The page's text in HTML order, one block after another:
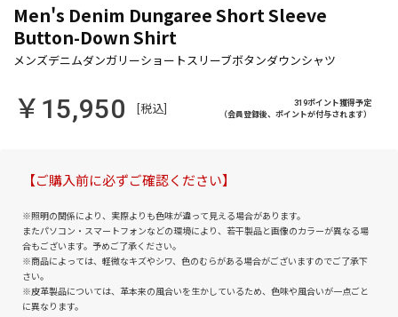
Men's Denim Dungaree Short Sleeve
Button-Down Shirt
￥15,950 [税込]
319ポイント獲得予定
（会員登録後、ポイントが付与されます）
【ご購入前に必ずご確認ください】
※照明の関係により、実際よりも色味が違って見える場合があります。
またパソコン・スマートフォンなどの環境により、若干製品と画像のカラーが異なる場
合もございます。予めご了承ください。
※商品によっては、軽微なキズやシワ、色のむらがある場合がございますのでご了承下
さい。
※皮革製品については、革本来の風合いを生かしているため、色味や風合いが一点ごと
に異なります。